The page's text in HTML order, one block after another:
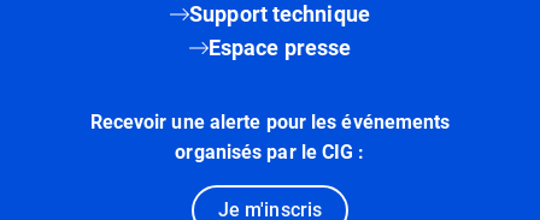
Support technique
Espace presse
Recevoir une alerte pour les événements
organisés par le CIG :
Je m'inscris